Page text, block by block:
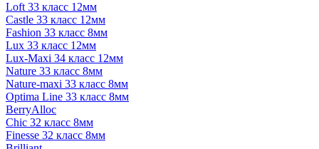
Loft 33 класс 12мм
Castle 33 класс 12мм
Fashion 33 класс 8мм
Lux 33 класс 12мм
Lux-Maxi 34 класс 12мм
Nature 33 класс 8мм
Nature-maxi 33 класс 8мм
Optima Line 33 класс 8мм
BerryAlloc
Chic 32 класс 8мм
Finesse 32 класс 8мм